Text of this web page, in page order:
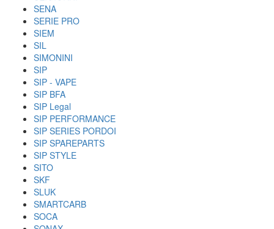
SENA
SERIE PRO
SIEM
SIL
SIMONINI
SIP
SIP - VAPE
SIP BFA
SIP Legal
SIP PERFORMANCE
SIP SERIES PORDOI
SIP SPAREPARTS
SIP STYLE
SITO
SKF
SLUK
SMARTCARB
SOCA